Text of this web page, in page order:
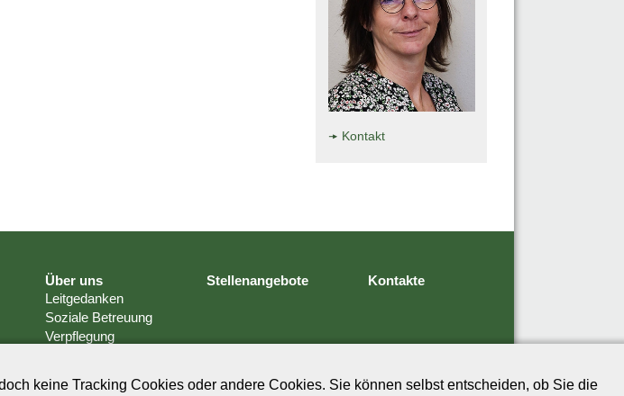
Kontakt
Über uns
Leitgedanken
Soziale Betreuung
Verpflegung
Stellenangebote Kontakte
keine Tracking Cookies oder andere Cookies. Sie können selbst entscheiden, ob Sie die